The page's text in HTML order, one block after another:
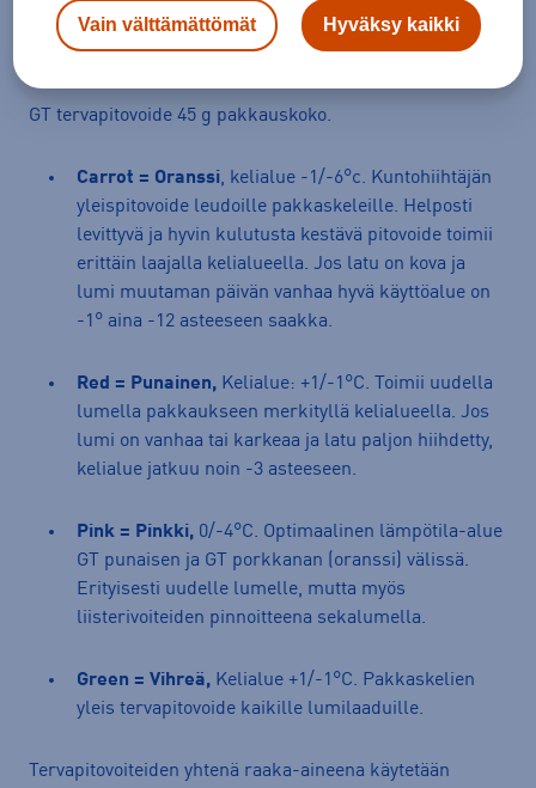
Tuotetiedot Avaa
GT tervapitovoide 45 g pakkauskoko.
Carrot = Oranssi, kelialue -1/-6°c. Kuntohiihtäjän
yleispitovoide leudoille pakkaskeleille. Helposti
levittyvä ja hyvin kulutusta kestävä pitovoide toimii
erittäin laajalla kelialueella. Jos latu on kova ja
lumi muutaman päivän vanhaa hyvä käyttöalue on
-1° aina -12 asteeseen saakka.
Red = Punainen, Kelialue: +1/-1°C. Toimii uudella
lumella pakkaukseen merkityllä kelialueella. Jos
lumi on vanhaa tai karkeaa ja latu paljon hiihdetty,
kelialue jatkuu noin -3 asteeseen.
Pink = Pinkki, 0/-4°C. Optimaalinen lämpötila-alue
GT punaisen ja GT porkkanan (oranssi) välissä.
Erityisesti uudelle lumelle, mutta myös
liisterivoiteiden pinnoitteena sekalumella.
Green = Vihreä, Kelialue +1/-1°C. Pakkaskelien
yleis tervapitovoide kaikille lumilaaduille.
Tervapitovoiteiden yhtenä raaka-aineena käytetään
Vain välttämättömät Hyväksy kaikki